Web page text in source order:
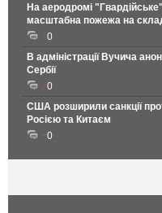
На аеродромі
масштабна пожежа на
0
В адміністрації Вучича
Сербії
0
США розширили санкції
Росією та Китаєм
0